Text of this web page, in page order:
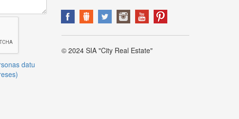
datu
© 2024 SIA "City Real Estate"